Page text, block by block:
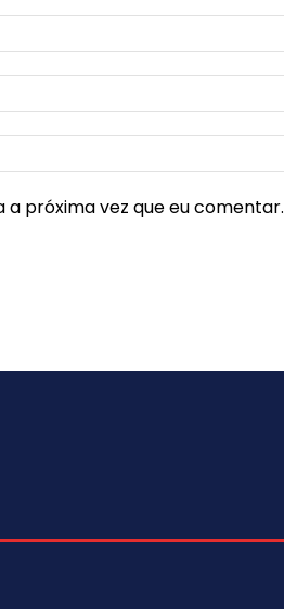
próxima vez que eu comentar.